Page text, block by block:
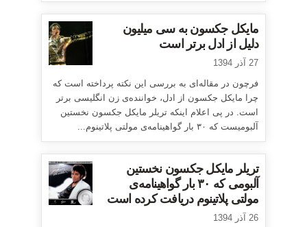
مایکل جکسون به سی میلیون
دلیل از ادل برتر است
27 آذر 1394
فرچون در مقاله‌ای به بررسی این نکته پرداخته است که
چرا مایکل جکسون از ادل، خواننده‌ی زن انگلیسی برتر
است. در پی اعلام اینکه تریلر مایکل جکسون نخستین
آلبومیست که ۳۰ بار گواهینامه‌ی مولتی پلاتینوم...
تریلر مایکل جکسون نخستین
آلبومی که ۳۰ بار گواهینامه‌ی
مولتی پلاتینوم دریافت کرده است
26 آذر 1394